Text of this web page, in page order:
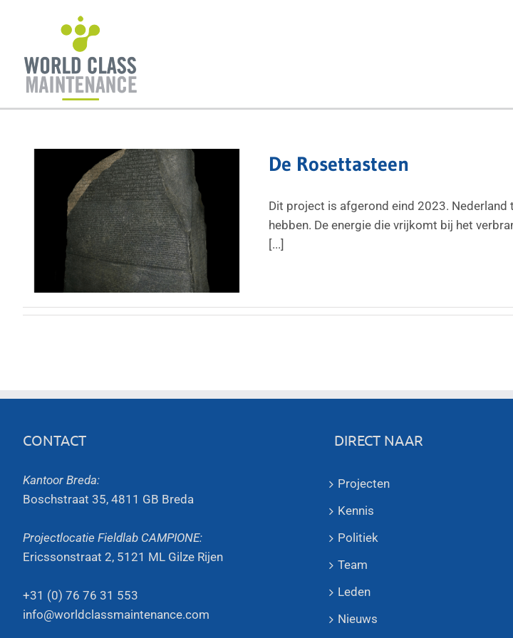
De Rosettasteen
Dit project is afgerond eind 2023. Nederland
hebben. De energie die vrijkomt bij het
[...]
CONTACT
Kantoor Breda:
Boschstraat 35, 4811 GB Breda
Projectlocatie Fieldlab CAMPIONE:
Ericssonstraat 2, 5121 ML Gilze Rijen
+31 (0) 76 76 31 553
info@worldclassmaintenance.com
DIRECT NAAR
Projecten
Kennis
Politiek
Team
Leden
Nieuws